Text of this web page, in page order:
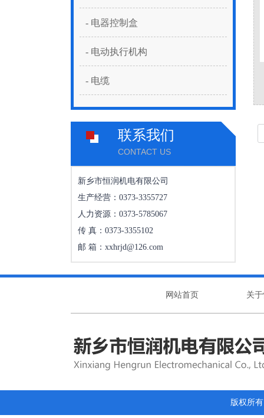
- 电器控制盒
- 电动执行机构
- 电缆
联系我们
CONTACT US
新乡市恒润机电有限公司
生产经营：0373-3355727
人力资源：0373-5785067
传 真：0373-3355102
邮 箱：xxhrjd@126.com
网站首页 关
版权所